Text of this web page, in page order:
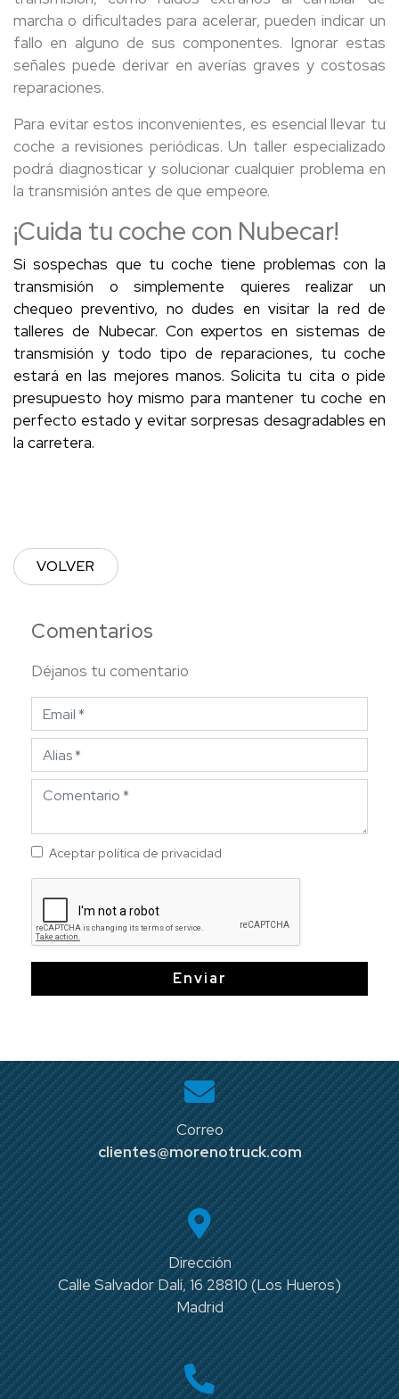
Comentarios
Déjanos tu comentario
Aceptar política de privacidad
Enviar
marcha o dificultades para acelerar, pueden indicar un
fallo en alguno de sus componentes. Ignorar estas
señales puede derivar en averías graves y costosas
reparaciones.
Para evitar estos inconvenientes, es esencial llevar tu
coche a revisiones periódicas. Un taller especializado
podrá diagnosticar y solucionar cualquier problema en
la transmisión antes de que empeore.
¡Cuida tu coche con Nubecar!
Si sospechas que tu coche tiene problemas con la
transmisión o simplemente quieres realizar un
chequeo preventivo, no dudes en visitar la red de
talleres de Nubecar. Con expertos en sistemas de
transmisión y todo tipo de reparaciones, tu coche
estará en las mejores manos. Solicita tu cita o pide
presupuesto hoy mismo para mantener tu coche en
perfecto estado y evitar sorpresas desagradables en
la carretera.
VOLVER
Correo
clientes@morenotruck.com
Dirección
Calle Salvador Dalí, 16 28810 (Los Hueros)
Madrid